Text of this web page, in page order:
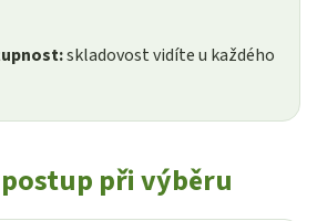
skladovost vidíte u každého
při výběru